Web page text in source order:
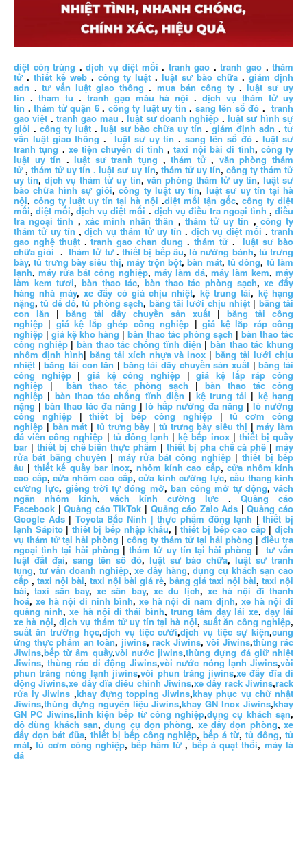
diệt côn trùng .dịch vụ diệt mối . tranh gao .tranh gao .thám
tử . thiết kế web . công ty luật . luật sư bào chữa . giám định
adn .tư vấn luật giao thông . mua bán công ty. luật sư uy
tín . tham tu . tranh gạo màu hà nội .dịch vụ thám tử uy
tín .thám tử quận 6. công ty luật uy tín . sang tên sổ đỏ .tranh
gao việt .tranh gao mau .luật sư doanh nghiệp .luật sư hình sự
giỏi . công ty luật. luật sư bào chữa uy tín .giám định adn .tư
vấn luật giao thông . luật sư uy tín .sang tên sổ đỏ.luật sư
tranh tụng . xe tiện chuyến đi tỉnh ,taxi nội bài đi tỉnh, công ty
luật uy tín .luật sư tranh tụng ,thám tử, văn phòng thám
tử ,thám tử uy tín . luật sư uy tín, thám tử uy tín, công ty thám tử
uy tín, dịch vụ thám tử uy tín,văn phòng thám tử uy tín,luật sư
bào chữa hình sự giỏi,công ty luật uy tín, luật sư uy tín tại hà
nội,công ty luật uy tín tại hà nội .diệt mối tận gốc, công ty diệt
mối,diệt mối,dịch vụ diệt mối . dịch vụ điều tra ngoại tình ,điều
tra ngoại tình , xác minh nhân thân , thám tử uy tín , công ty
thám tử uy tín ,dịch vụ thám tử uy tín . dịch vụ diệt mối .tranh
gao nghệ thuật.tranh gao chan dung . thám tử.luật sư bào
chữa giỏi .thám tử tư.thiết bị bếp âu,lò nướng bánh, tủ trưng
bày,tủ trưng bày siêu thị,máy trộn bột,bàn mát, tủ đông, tủ làm
lạnh, máy rửa bát công nghiệp, máy làm đá, máy làm kem, máy
làm kem tươi,bàn thao tác,bàn thao tác phòng sạch,xe đẩy
hàng nhà máy, xe đẩy có giá chịu nhiệt, kệ trung tải, kệ hạng
nặng,tủ để đồ,tủ phòng sạch, băng tải lưới chịu nhiệt| băng tải
con lăn | băng tải dây chuyền sản xuất | băng tải công
nghiệp | giá kệ lắp ghép công nghiệp |giá kệ lắp ráp công
nghiệp |giá kệ kho hàng |bàn thao tác phòng sạch | bàn thao tác
công nghiệp|bàn thao tác chống tĩnh điện | bàn thao tác khung
nhôm định hình| băng tải xích nhựa và inox |băng tải lưới chịu
nhiệt |băng tải con lăn | băng tải dây chuyền sản xuất |băng tải
công nghiệp|giá kệ công nghiệp |giá kệ lắp ráp công
nghiệp |bàn thao tác phòng sạch | bàn thao tác công
nghiệp | bàn thao tác chống tĩnh điện | kệ trung tải | kệ hạng
nặng | bàn thao tác đa năng |lò hấp nướng đa năng |lò nướng
công nghiệp|thiết bị bếp công nghiệp|tủ cơm công
nghiệp | bàn mát | tủ trưng bày | tủ trưng bày siêu thị |máy làm
đá viên công nghiệp | tủ đông lạnh |kệ bếp inox| thiết bị quầy
bar | thiết bị chế biến thực phẩm | thiết bị pha chế cà phê | máy
rửa bát băng chuyền | máy rửa bát công nghiệp|thiết bị bếp
âu | thiết kế quầy bar inox, nhôm kính cao cấp,cửa nhôm kính
cao cấp, cửa nhôm cao cấp, cửa kính cường lực, cầu thang kính
cường lực, giếng trời tự đóng mở, ban công mở tự động, vách
ngăn nhôm kính, vách kính cường lực . Quảng cáo
Facebook |Quảng cáo TikTok | Quảng cáo Zalo Ads |Quảng cáo
Google Ads| Toyota Bắc Ninh | thực phẩm đông lạnh |thiết bị
lạnh Sápito | thiết bị bếp nhập khẩu, |thiết bị bếp cao cấp|dịch
vụ thám tử tại hải phòng | công ty thám tử tại hải phòng | điều tra
ngoại tình tại hải phòng |thám tử uy tín tại hải phòng | tư vấn
luật đất đai, sang tên sổ đỏ, luật sư bào chữa, luật sư tranh
tụng, tư vấn doanh nghiệp,xe đẩy hàng,dụng cụ khách sạn cao
cấp , taxi nội bài, taxi nội bài giá rẻ, bảng giá taxi nội bài, taxi nội
bài,taxi sân bay,xe sân bay,xe du lịch, xe hà nội đi thanh
hoá, xe hà nội đi ninh bình, xe hà nội đi nam định,xe hà nội đi
quảng ninh,xe hà nội đi thái bình, trung tâm dạy lái xe, dạy lái
xe hà nội,dịch vụ thám tử uy tín tại hà nội,suất ăn công nghiệp,
suất ăn trường học,dịch vụ tiệc cưới,dịch vụ tiệc sự kiện,cung
ứng thực phẩm an toàn, jiwins, rack Jiwins, vòi Jiwins,thùng rác
Jiwins,bếp từ âm quầy,vòi nước jiwins,thùng đựng đá giữ nhiệt
Jiwins,thùng rác di động Jiwins,vòi nước nóng lạnh Jiwins,vòi
phun tráng nóng lạnh jiwins,vòi phun tráng jiwins,xe đẩy đĩa di
động Jiwins,xe đẩy đĩa điều chỉnh Jiwins,xe đẩy rack Jiwins,rack
rửa ly Jiwins ,khay đựng topping Jiwins,khay phục vụ chữ nhật
Jiwins,thùng đựng nguyên liệu Jiwins,khay GN Inox Jiwins,khay
GN PC Jiwins,linh kiện bếp từ công nghiệp,dụng cụ khách sạn,
đồ dùng khách sạn,dụng cụ dọn phòng, xe đẩy dọn phòng,xe
đẩy dọn bát đũa, thiết bị bếp công nghiệp,bếp á từ,tủ đông,tủ
mát,tủ cơm công nghiệp,bếp hầm từ , bếp á quạt thổi, máy là
đá